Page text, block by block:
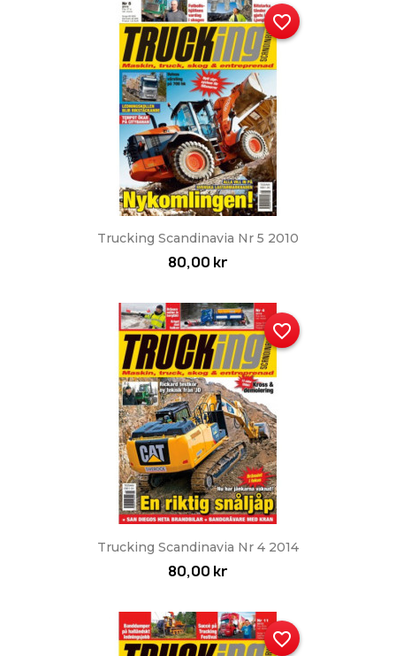
Trucking Scandinavia Nr 5 2010
80,00 kr
favorite_border
Trucking Scandinavia Nr 4 2014
80,00 kr
favorite_border
favorite_border